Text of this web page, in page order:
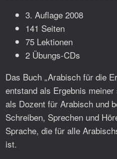
3. Auflage 2008
141 Seiten
75 Lektionen
2 Übungs-CDs
Das Buch „Arabisch für die
entstand als Ergebnis
als Dozent für Arabisch und
Schreiben, Sprechen und
Sprache, die für alle
ist.